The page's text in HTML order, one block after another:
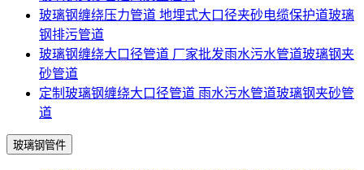
玻璃钢缠绕压力管道 地埋式大口径夹砂电缆保护道玻璃
钢排污管道
玻璃钢缠绕大口径管道 厂家批发雨水污水管道玻璃钢夹
砂管道
定制玻璃钢缠绕大口径管道 雨水污水管道玻璃钢夹砂管
道
玻璃钢管件